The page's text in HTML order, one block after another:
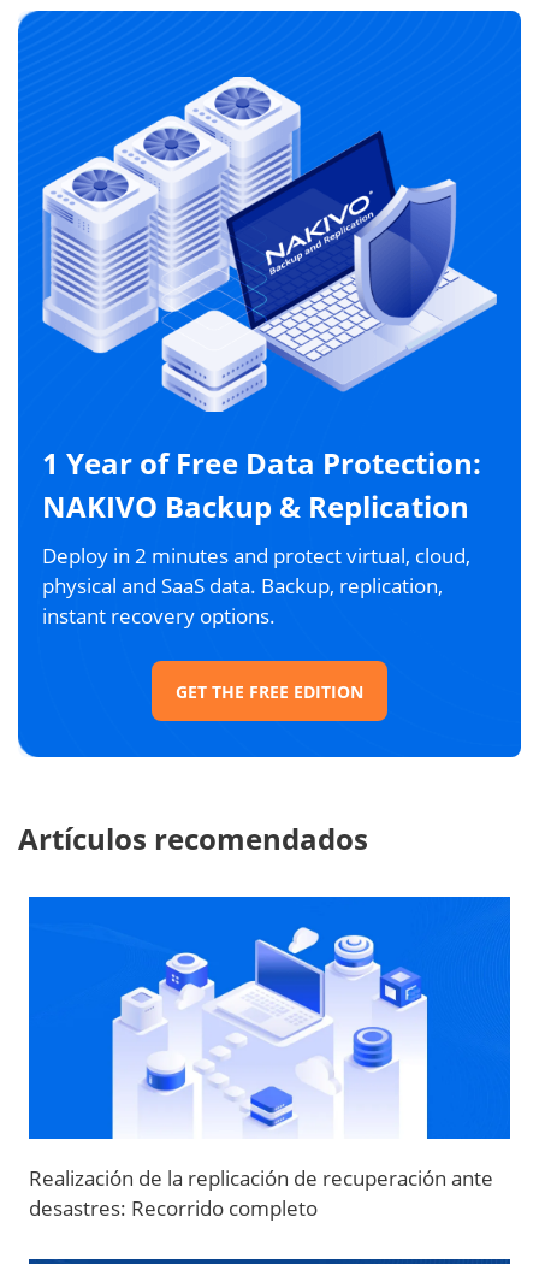
1 Year of Free Data Protection:
NAKIVO Backup & Replication
Deploy in 2 minutes and protect virtual, cloud,
physical and SaaS data. Backup, replication,
instant recovery options.
GET THE FREE EDITION
Artículos recomendados
Realización de la replicación de recuperación ante
desastres: Recorrido completo